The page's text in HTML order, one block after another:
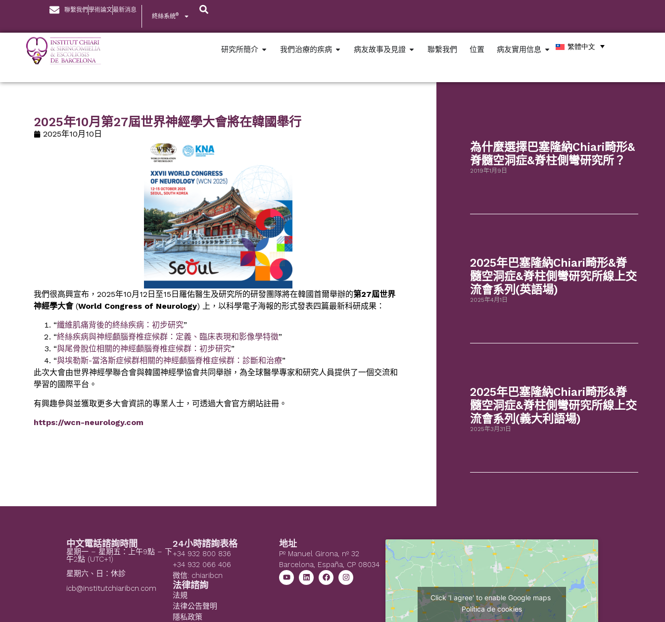
聯繫我們學術論文最新消息
終絲系統®
研究所簡介 我們治療的疾病 病友故事及見證 聯繫我們 位置 病友實用信息 繁體中文
2025年10月第27屆世界神經學大會將在韓國舉行
2025年10月10日
我們很高興宣布，2025年10月12日至15日羅佑醫生及研究所的研發團隊將在韓國首爾舉辦的第27屆世界
神經學大會(World Congress of Neurology) 上，以科學電子海報的形式發表四篇最新科研成果：
“纖維肌痛背後的終絲疾病：初步研究”
“終絲疾病與神經顱腦脊椎症候群：定義、臨床表現和影像學特徵”
“與尾骨脫位相關的神經顱腦脊椎症候群：初步研究”
“與埃勒斯-當洛斯症候群相關的神經顱腦脊椎症候群：診斷和治療”
此次大會由世界神經學聯合會與韓國神經學協會共同舉辦，為全球醫學專家和研究人員提供了一個交流和
學習的國際平台。
有興趣參與並獲取更多大會資訊的專業人士，可透過大會官方網站註冊。
https://wcn-neurology.com
為什麼選擇巴塞隆納Chiari畸形&
脊髓空洞症&脊柱側彎研究所？
2019年1月9日
2025年巴塞隆納Chiari畸形&脊
髓空洞症&脊柱側彎研究所線上交
流會系列(英語場)
2025年4月1日
2025年巴塞隆納Chiari畸形&脊
髓空洞症&脊柱側彎研究所線上交
流會系列(義大利語場)
2025年3月31日
中文電話諮詢時間
星期一 – 星期五：上午9點 – 下
午2點 (UTC+1)
星期六、日：休診
icb@institutchiaribcn.com
24小時諮詢表格
+34 932 800 836
+34 932 066 406
微信: chiaribcn
法律諮詢
法規
法律公告聲明
隱私政策
地址
Pº Manuel Girona, nº 32
Barcelona, España, CP 08034
Click 'I agree' to enable Google maps
Política de cookies